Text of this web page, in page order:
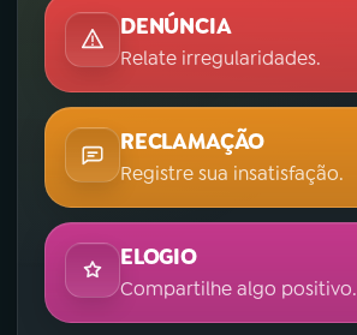
DENÚNCIA
Relate irregularidades.
RECLAMAÇÃO
Registre sua insatisfação.
ELOGIO
Compartilhe algo positivo.